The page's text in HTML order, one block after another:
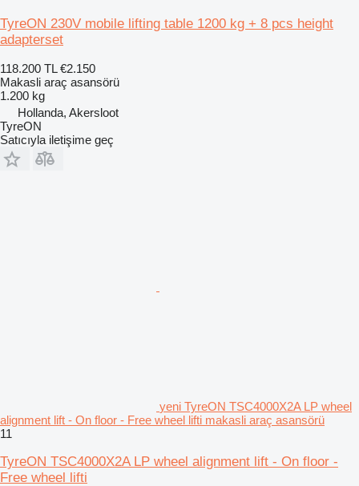
TyreON 230V mobile lifting table 1200 kg + 8 pcs height
adapterset
118.200 TL €2.150
Makasli araç asansörü
1.200 kg
Hollanda, Akersloot
TyreON
Satıcıyla iletişime geç
yeni TyreON TSC4000X2A LP wheel
alignment lift - On floor - Free wheel lifti makasli araç asansörü
11
TyreON TSC4000X2A LP wheel alignment lift - On floor -
Free wheel lifti